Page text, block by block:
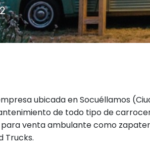
ubicada en Socuéllamos
de todo tipo de
venta ambulante como
Trucks.